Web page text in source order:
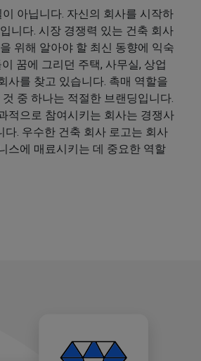
아닙니다. 자신의 회사를 시작하
니다. 시장 경쟁력 있는 건축 회사
위해 알아야 할 최신 동향에 익숙
꿈에 그리던 주택, 사무실, 상업
사를 찾고 있습니다. 촉매 역할을
중 하나는 적절한 브랜딩입니다.
적으로 참여시키는 회사는 경쟁사
. 우수한 건축 회사 로고는 회사
스에 매료시키는 데 중요한 역할